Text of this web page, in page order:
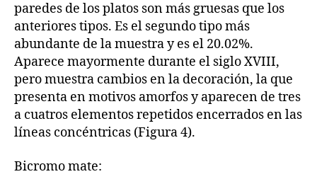
paredes de los platos son más gruesas que los
anteriores tipos. Es el segundo tipo más
abundante de la muestra y es el 20.02%.
Aparece mayormente durante el siglo XVIII,
pero muestra cambios en la decoración, la que
presenta en motivos amorfos y aparecen de tres
a cuatros elementos repetidos encerrados en las
líneas concéntricas (Figura 4).
Bicromo mate: